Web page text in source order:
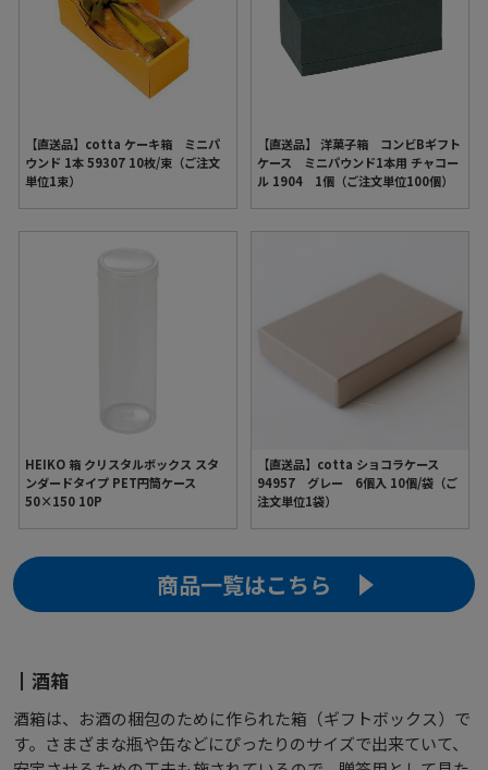
【直送品】cotta ケーキ箱 ミニパ
ウンド 1本 59307 10枚/束（ご注文
単位1束）
【直送品】 洋菓子箱 コンビBギフト
ケース ミニパウンド1本用 チャコー
ル 1904 1個（ご注文単位100個）
HEIKO 箱 クリスタルボックス スタ
ンダードタイプ PET円筒ケース
50×150 10P
【直送品】cotta ショコラケース
94957 グレー 6個入 10個/袋（ご
注文単位1袋）
商品一覧はこちら
酒箱
酒箱は、お酒の梱包のために作られた箱（ギフトボックス）で
す。さまざまな瓶や缶などにぴったりのサイズで出来ていて、